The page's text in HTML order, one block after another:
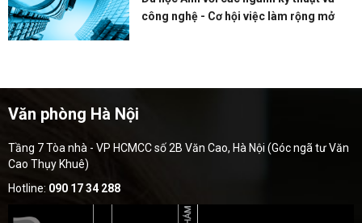
công nghệ - Cơ hội việc làm rộng mở
Văn phòng Hà Nội
Tầng 7 Tòa nhà - VP HCMCC số 2B Văn Cao, Hà Nội (Góc ngã tư Văn
Cao Thụy Khuê)
Hotline: 090 17 34 288